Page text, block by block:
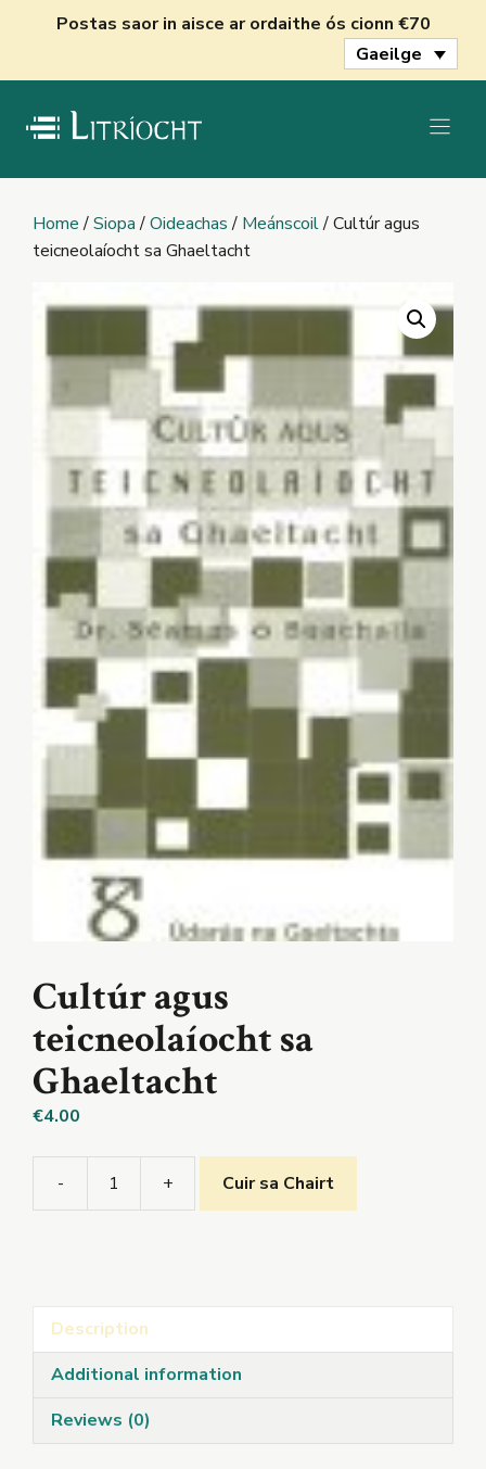
Postas saor in aisce ar ordaithe ós cionn €70
Gaeilge
Home/Siopa/Oideachas/ Meánscoil/ Cultúr agus
teicneolaíocht sa Ghaeltacht
Cultúr agus
teicneolaíocht sa
Ghaeltacht
€4.00
-
Cultúr
+ Cuir sa Chairt
Description
Additional information
Reviews (0)